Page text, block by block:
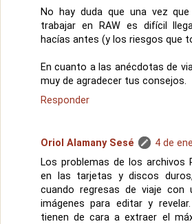
No hay duda que una vez
trabajar en RAW es difícil
hacías antes (y los riesgos que
En cuanto a las anécdotas de
muy de agradecer tus consejos.
Responder
Oriol Alamany Sesé
4 de
Los problemas de los archivos
en las tarjetas y discos
cuando regresas de viaje con
imágenes para editar y
tienen de cara a extraer el